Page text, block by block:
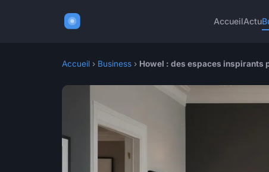
AccueilActu
Accueil › Business › Howel : des espaces inspirants